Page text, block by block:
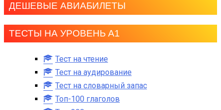
ДЕШЕВЫЕ АВИАБИЛЕТЫ
ТЕСТЫ НА УРОВЕНЬ А1
Тест на чтение
Тест на аудирование
Тест на словарный запас
Топ-100 глаголов